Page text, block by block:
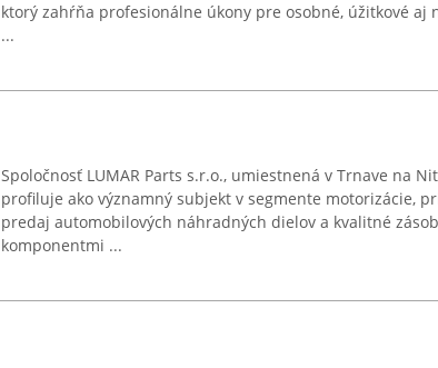
ktorý zahŕňa profesionálne úkony pre osobné, úžitkové aj
...
Spoločnosť LUMAR Parts s.r.o., umiestnená v Trnave na
profiluje ako významný subjekt v segmente motorizácie,
predaj automobilových náhradných dielov a kvalitné
komponentmi ...